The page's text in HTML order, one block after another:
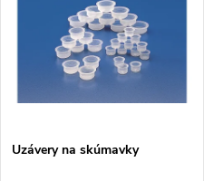
o
v
o
v
Uzávery na skúmavky